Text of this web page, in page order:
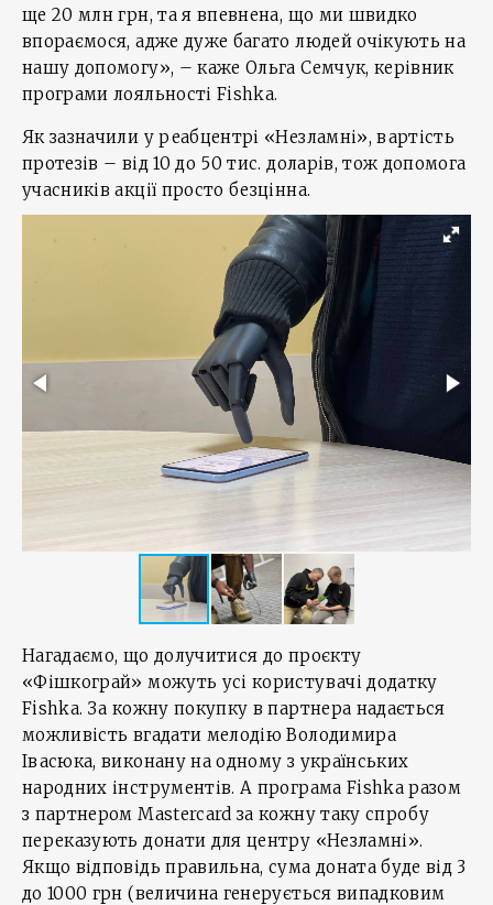
ще 20 млн грн, та я впевнена, що ми швидко
впораємося, адже дуже багато людей очікують на
нашу допомогу», – каже Ольга Семчук, керівник
програми лояльності Fishka.
Як зазначили у реабцентрі «Незламні», вартість
протезів – від 10 до 50 тис. доларів, тож допомога
учасників акції просто безцінна.
Нагадаємо, що долучитися до проєкту
«Фішкограй» можуть усі користувачі додатку
Fishka. За кожну покупку в партнера надається
можливість вгадати мелодію Володимира
Івасюка, виконану на одному з українських
народних інструментів. А програма Fishka разом
з партнером Mastercard за кожну таку спробу
переказують донати для центру «Незламні».
Якщо відповідь правильна, сума доната буде від 3
до 1000 грн (величина генерується випадковим